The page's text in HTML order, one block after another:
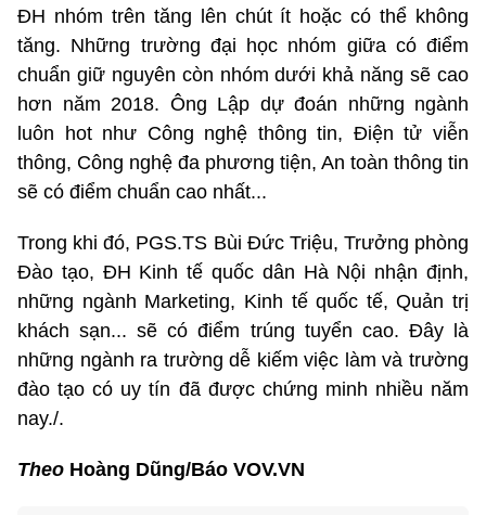
ĐH nhóm trên tăng lên chút ít hoặc có thể không
tăng. Những trường đại học nhóm giữa có điểm
chuẩn giữ nguyên còn nhóm dưới khả năng sẽ cao
hơn năm 2018. Ông Lập dự đoán những ngành
luôn hot như Công nghệ thông tin, Điện tử viễn
thông, Công nghệ đa phương tiện, An toàn thông tin
sẽ có điểm chuẩn cao nhất...
Trong khi đó, PGS.TS Bùi Đức Triệu, Trưởng phòng
Đào tạo, ĐH Kinh tế quốc dân Hà Nội nhận định,
những ngành Marketing, Kinh tế quốc tế, Quản trị
khách sạn... sẽ có điểm trúng tuyển cao. Đây là
những ngành ra trường dễ kiếm việc làm và trường
đào tạo có uy tín đã được chứng minh nhiều năm
nay./.
Theo Hoàng Dũng/Báo VOV.VN